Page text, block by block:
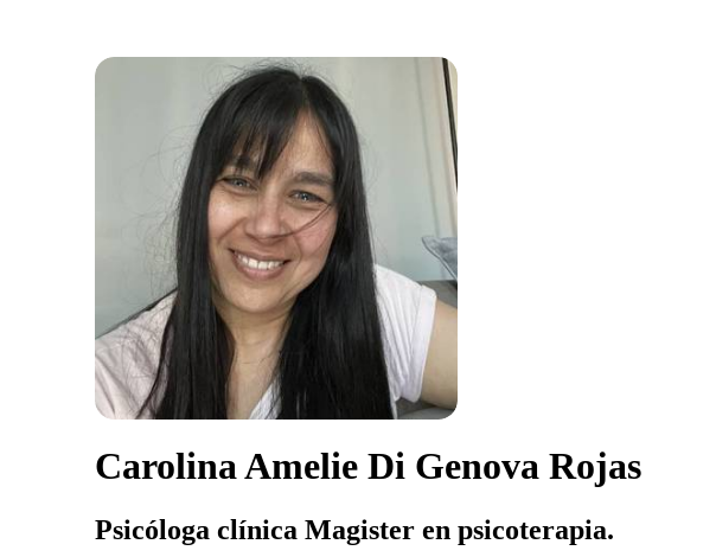
Carolina Amelie Di Genova Rojas
Psicóloga clínica Magister en psicoterapia.